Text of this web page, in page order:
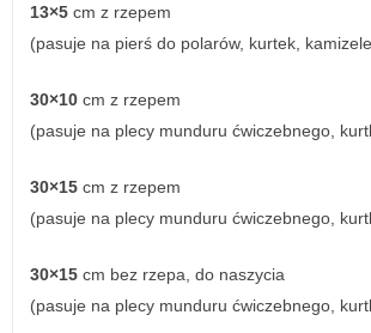
13×5 cm z rzepem
(pasuje na pierś do polarów, kurtek,
30×10 cm z rzepem
(pasuje na plecy munduru ćwiczebnego,
30×15 cm z rzepem
(pasuje na plecy munduru ćwiczebnego,
30×15 cm bez rzepa, do naszycia
(pasuje na plecy munduru ćwiczebnego,